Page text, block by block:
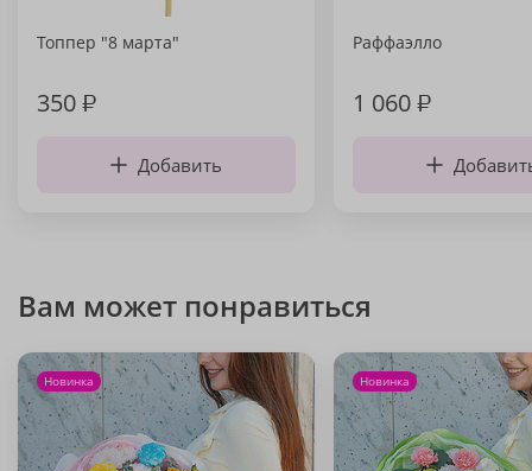
Топпер "8 марта"
350₽
Добавить
Раффаэлло
1 060₽
Вам может понравиться
Новинка Новинка